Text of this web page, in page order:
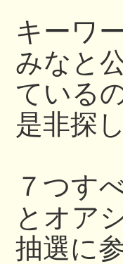
キー
みなと
ている
是非探
７つす
とオア
抽選に